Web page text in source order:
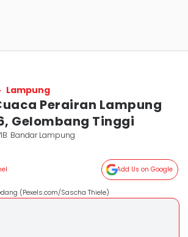
Lampung
Perairan Lampung
Gelombang Tinggi
Bandar Lampung
Add Us on Google
(Pexels.com/Sascha Thiele)